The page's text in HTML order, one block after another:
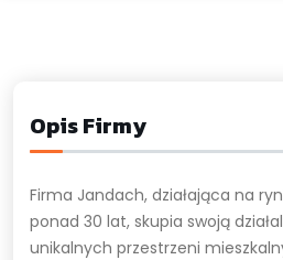
Opis Firmy
Firma Jandach, działająca na
ponad 30 lat, skupia swoją
unikalnych przestrzeni